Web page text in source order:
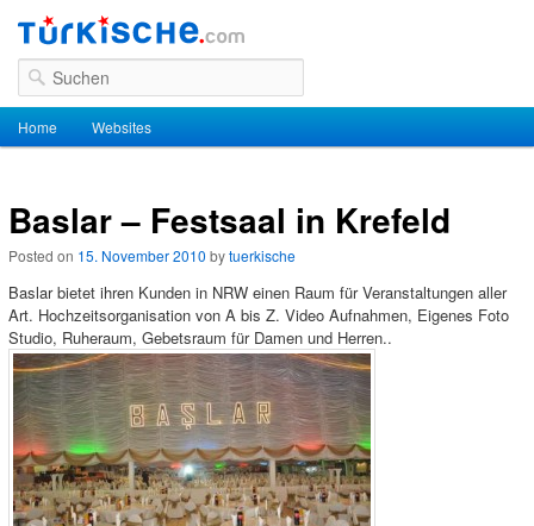
Suchen
Hauptmenü
Zum Inhalt wechseln
Zum sekundären Inhalt wechseln
Home Websites
Baslar – Festsaal in Krefeld
Posted on 15. November 2010 bytuerkische
Baslar bietet ihren Kunden in NRW einen Raum für Veranstaltungen aller
Art. Hochzeitsorganisation von A bis Z. Video Aufnahmen, Eigenes Foto
Studio, Ruheraum, Gebetsraum für Damen und Herren..